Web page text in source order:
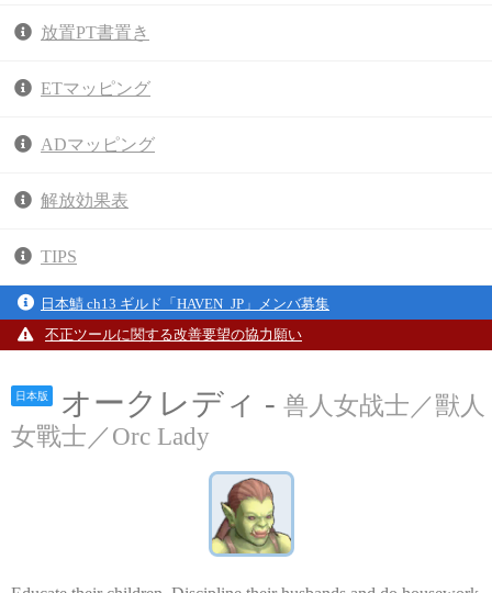
放置PT書置き
ETマッピング
ADマッピング
解放効果表
TIPS
日本鯖 ch13 ギルド「HAVEN_JP」メンバ募集
不正ツールに関する改善要望の協力願い
日本版 オークレディ - 兽人女战士／獸人
女戰士／Orc Lady